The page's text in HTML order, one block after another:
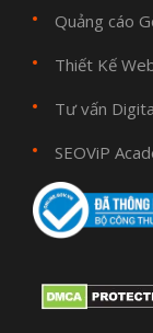
Quảng cáo
Thiết Kế
Tư vấn
SEOViP